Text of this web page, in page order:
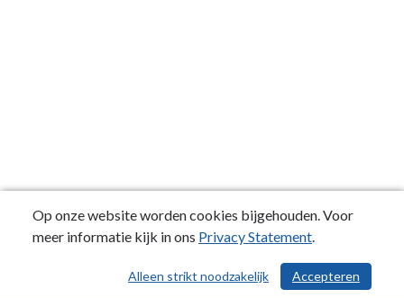
/ 29
Op onze website worden cookies bijgehouden. Voor
meer informatie kijk in ons Privacy Statement.
Accepteren
Alleen strikt noodzakelijk